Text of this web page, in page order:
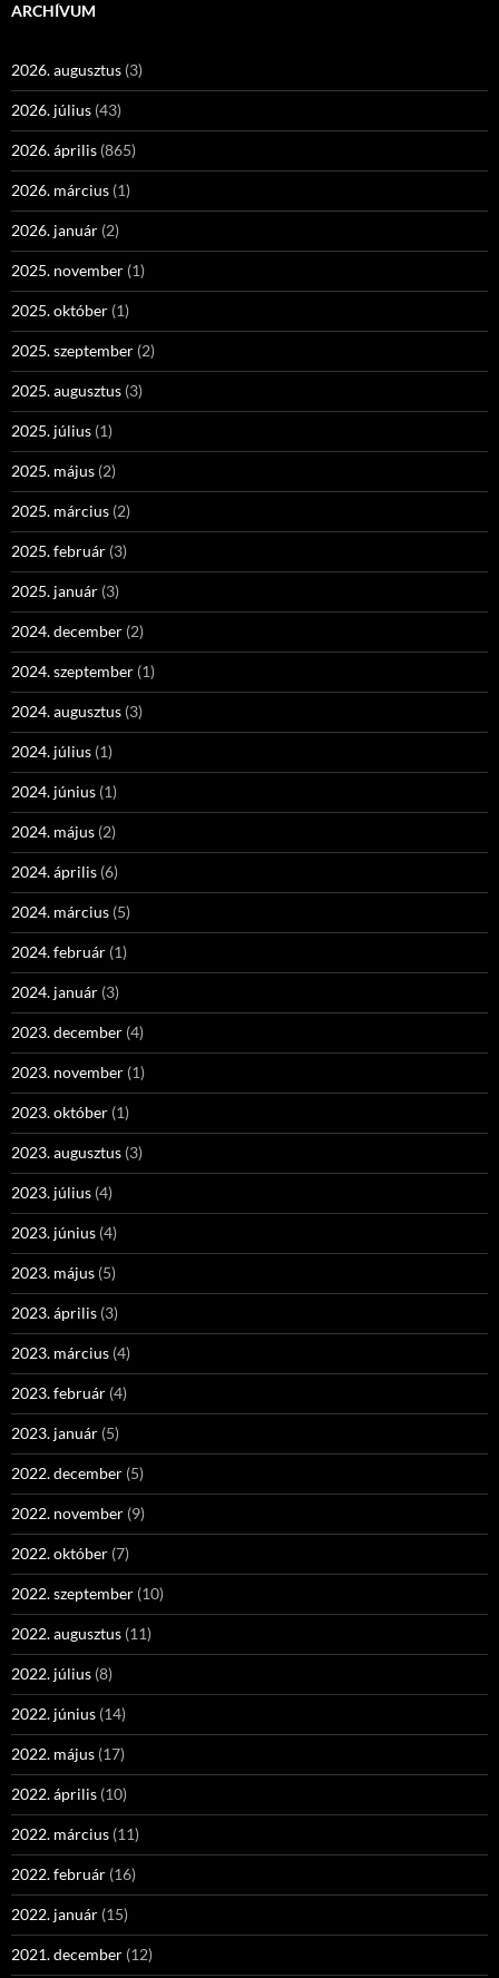
ARCHÍVUM
2026. augusztus (3)
2026. július (43)
2026. április (865)
2026. március (1)
2026. január (2)
2025. november (1)
2025. október (1)
2025. szeptember (2)
2025. augusztus (3)
2025. július (1)
2025. május (2)
2025. március (2)
2025. február (3)
2025. január (3)
2024. december (2)
2024. szeptember (1)
2024. augusztus (3)
2024. július (1)
2024. június (1)
2024. május (2)
2024. április (6)
2024. március (5)
2024. február (1)
2024. január (3)
2023. december (4)
2023. november (1)
2023. október (1)
2023. augusztus (3)
2023. július (4)
2023. június (4)
2023. május (5)
2023. április (3)
2023. március (4)
2023. február (4)
2023. január (5)
2022. december (5)
2022. november (9)
2022. október (7)
2022. szeptember (10)
2022. augusztus (11)
2022. július (8)
2022. június (14)
2022. május (17)
2022. április (10)
2022. március (11)
2022. február (16)
2022. január (15)
2021. december (12)